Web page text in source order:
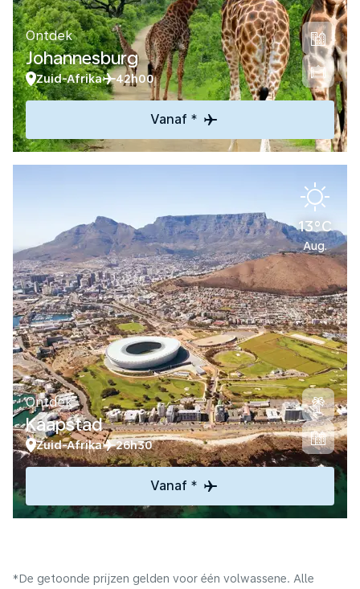
Ontdek
Johannesburg
Zuid-Afrika 42h00
Vanaf *
13°C
Aug.
Ontdek
Kaapstad
Zuid-Afrika 26h30
Vanaf *
*De getoonde prijzen gelden voor één volwassene. Alle